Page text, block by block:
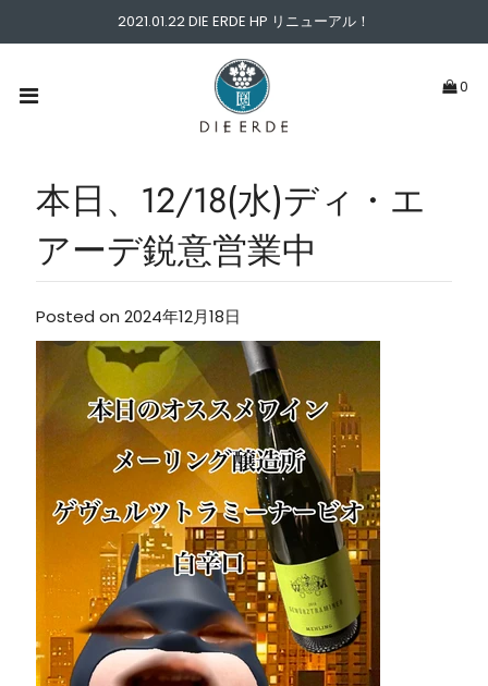
ABOUT
WINE TYPE
PRICE
NEWS & BLOG
CONTACT
2021.01.22 DIE ERDE HP リニューアル！
0
本日、12/18(水)ディ・エ
アーデ鋭意営業中
Posted on 2024年12月18日